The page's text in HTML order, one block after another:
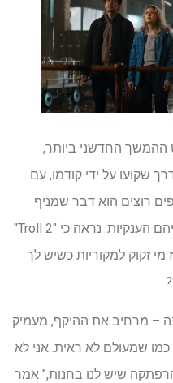
ההמשך החדשני ביותר,
שקועו על ידי קודמו, עם
הצופים רוצים הוא דבר שמניף
מפלצת מסיבי לקרקע מתחת לרגליהם הענקיות. נראה כי "Troll 2"
זקוק למקוריות כשיש לך
– מרחיב את ההיקף, מעמיק
כמו שמעולם לא ראית. אני לא
שיש לנו בחנות," אמר